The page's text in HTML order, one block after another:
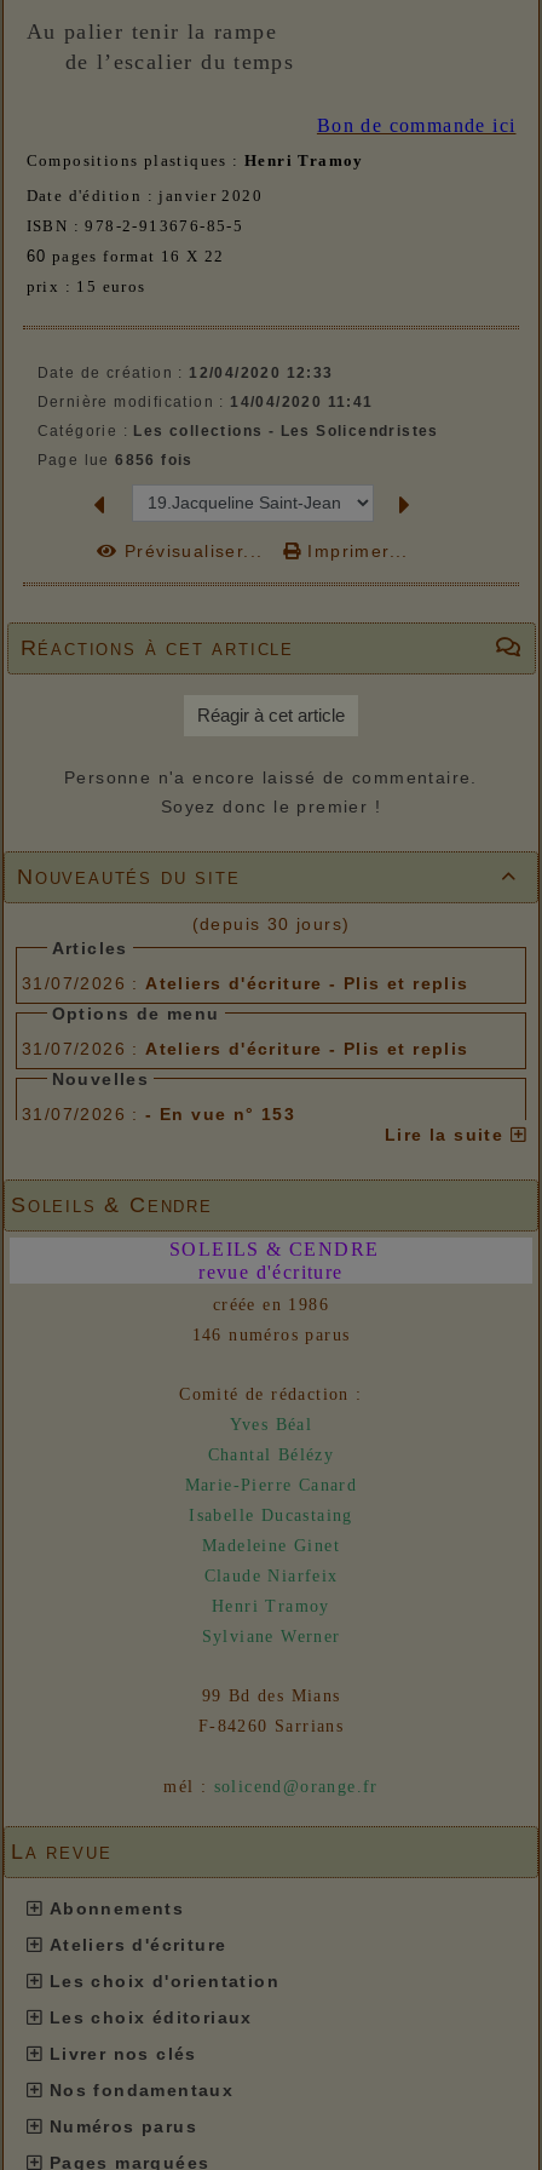

Nouveautés du site
(depuis 30 jours)
Articles
31/07/2026 : Ateliers d'écriture - Plis et replis
Options de menu
31/07/2026 : Ateliers d'écriture - Plis et replis
Nouvelles
31/07/2026 :- En vue n° 153
Lire la suite
Soleils & Cendre
SOLEILS & CENDRE
revue d'écriture
créée en 1986
146 numéros parus
Comité de rédaction :
Yves Béal
Chantal Bélézy
Marie-Pierre Canard
Isabelle Ducastaing
Madeleine Ginet
Claude Niarfeix
Henri Tramoy
Sylviane Werner
99 Bd des Mians
F-84260 Sarrians
mél : solicend@orange.fr
La revue
Abonnements
Ateliers d'écriture
Les choix d'orientation
Les choix éditoriaux
Livrer nos clés
Nos fondamentaux
Numéros parus
Pages marquées
Au palier tenir la rampe
de l’escalier du temps
Bon de commande ici
Compositions plastiques : Henri Tramoy
Date d'édition : janvier 2020
ISBN : 978-2-913676-85-5
60 pages format 16 X 22
prix : 15 euros
Date de création : 12/04/2020 12:33
Dernière modification : 14/04/2020 11:41
Catégorie : Les collections - Les Solicendristes
Page lue6856 fois
Prévisualiser... Imprimer...
Réactions à cet article
Réagir à cet article
Personne n'a encore laissé de commentaire.
Soyez donc le premier !